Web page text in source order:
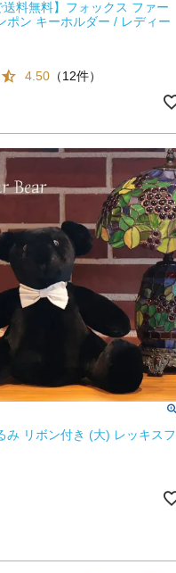
送料無料】フォックス ファー
ポン キーホルダー / レディー
4.50 （12件）
み リボン付き (大) レッキスフ